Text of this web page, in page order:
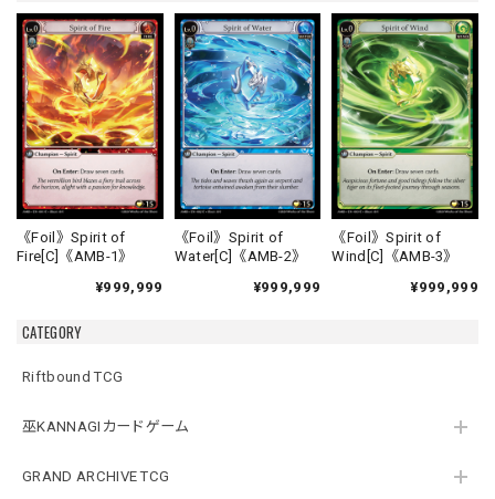
CATEGORY
Riftbound TCG
巫KANNAGIカードゲーム
GRAND ARCHIVE TCG
《Foil》Spirit of
Fire[C]《AMB-1》
¥999,999
《Foil》Spirit of
Water[C]《AMB-2》
¥999,999
《Foil》Spirit of
Wind[C]《AMB-3》
¥999,999